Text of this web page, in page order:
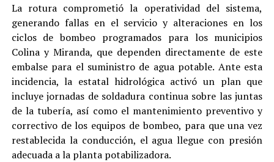
La rotura comprometió la operatividad del sistema,
generando fallas en el servicio y alteraciones en los
ciclos de bombeo programados para los municipios
Colina y Miranda, que dependen directamente de este
embalse para el suministro de agua potable. Ante esta
incidencia, la estatal hidrológica activó un plan que
incluye jornadas de soldadura continua sobre las juntas
de la tubería, así como el mantenimiento preventivo y
correctivo de los equipos de bombeo, para que una vez
restablecida la conducción, el agua llegue con presión
adecuada a la planta potabilizadora.